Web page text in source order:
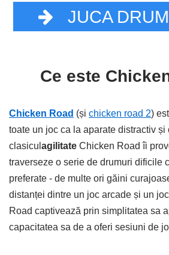
JUCA
Ce este
Chicken Road (și chicken road 2)
toate un joc ca la aparate distractiv și
clasicul agilitate Chicken Road îi
traverseze o serie de drumuri dificile
preferate - de multe ori găini
distanței dintre un joc arcade și un
Road captivează prin simplitatea sa
capacitatea sa de a oferi sesiuni de